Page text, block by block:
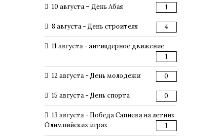
10 августа – День Абая 1
8 августа - День строителя 4
11 августа - антиядерное движение
1
12 августа - День молодежи 0
15 августа - День спорта 0
13 августа - Победа Сапиева на летних
Олимпийских играх
1